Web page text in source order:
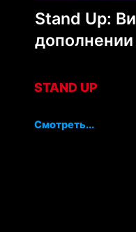
Stand Up:
дополнении
STAND UP
Смотреть...